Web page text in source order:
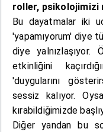
roller, psikolojimizi
Bu dayatmalar iki
'yapamıyorum' diye
diye yalnızlaşıyor.
etkinliğini
'duygularını
sessiz kalıyor.
kırabildiğimizde
Diğer yandan bu